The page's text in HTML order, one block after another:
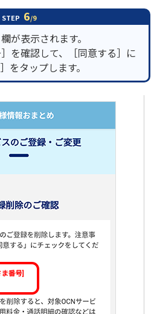
STEP 6/9
が表示されます。
を確認して、［同意する］に
をタップします。